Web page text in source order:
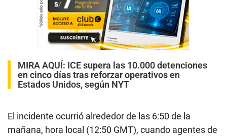
MIRA AQUÍ: ICE supera las 10.000 detenciones
en cinco días tras reforzar operativos en
Estados Unidos, según NYT
El incidente ocurrió alrededor de las 6:50 de la
mañana, hora local (12:50 GMT), cuando agentes de